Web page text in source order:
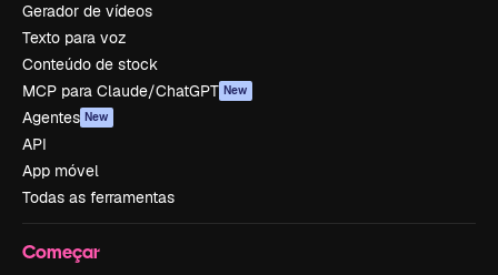
Gerador de vídeos
Texto para voz
Conteúdo de stock
MCP para Claude/ChatGPT New
Agentes New
API
App móvel
Todas as ferramentas
Começar